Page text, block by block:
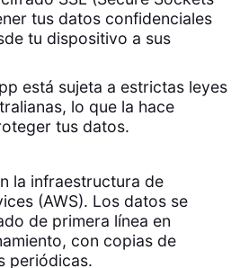
tus datos confidenciales
tu dispositivo a sus
está sujeta a estrictas leyes
lo que la hace
tus datos.
la infraestructura de
(AWS). Los datos se
de primera línea en
con copias de
periódicas.